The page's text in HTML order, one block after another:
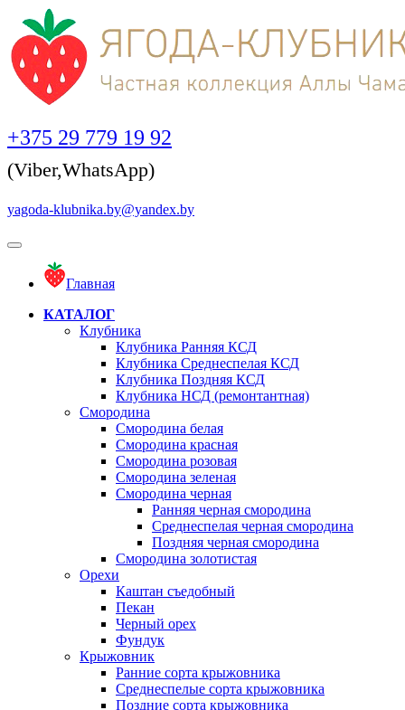
+375 29 779 19 92
(Viber,WhatsApp)
yagoda-klubnika.by@yandex.by
Главная
КАТАЛОГ
Клубника
Клубника Ранняя КСД
Клубника Среднеспелая КСД
Клубника Поздняя КСД
Клубника НСД (ремонтантная)
Смородина
Смородина белая
Смородина красная
Смородина розовая
Смородина зеленая
Смородина черная
Ранняя черная смородина
Среднеспелая черная смородина
Поздняя черная смородина
Смородина золотистая
Орехи
Каштан съедобный
Пекан
Черный орех
Фундук
Крыжовник
Ранние сорта крыжовника
Среднеспелые сорта крыжовника
Поздние сорта крыжовника